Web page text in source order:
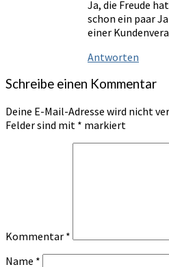
Ja, die Freude
schon ein paar
einer
Antworten
Schreibe einen Kommentar
Deine E-Mail-Adresse wird nicht
Felder sind mit * markiert
Kommentar *
Name *